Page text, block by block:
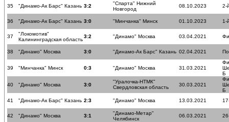
35 "Динамо-Ак Барс" Казань 3:2
"Спарта" Нижний
Новгород
08.10.2023 2-
36 "Динамо-Ак Барс" Казань 3:0 "Минчанка" Минск 01.10.2023 1-
37
"Локомотив"
Калининградская область
3:2 "Динамо" Москва 03.04.2021
38 "Динамо" Москва 3:0 "Динамо-Ак Барс" Казань 02.04.2021
39 "Минчанка" Минск 0:3 "Динамо" Москва 31.03.2021
Б
40
"Динамо" Москва 3:0
"Уралочка-НТМК"
Свердловская область
30.03.2021
Б
41
"Динамо-Ак Барс" Казань 2:3 "Динамо" Москва 13.03.2021
42 "Динамо" Москва 3:1
"Динамо-Метар"
Челябинск
06.03.2021